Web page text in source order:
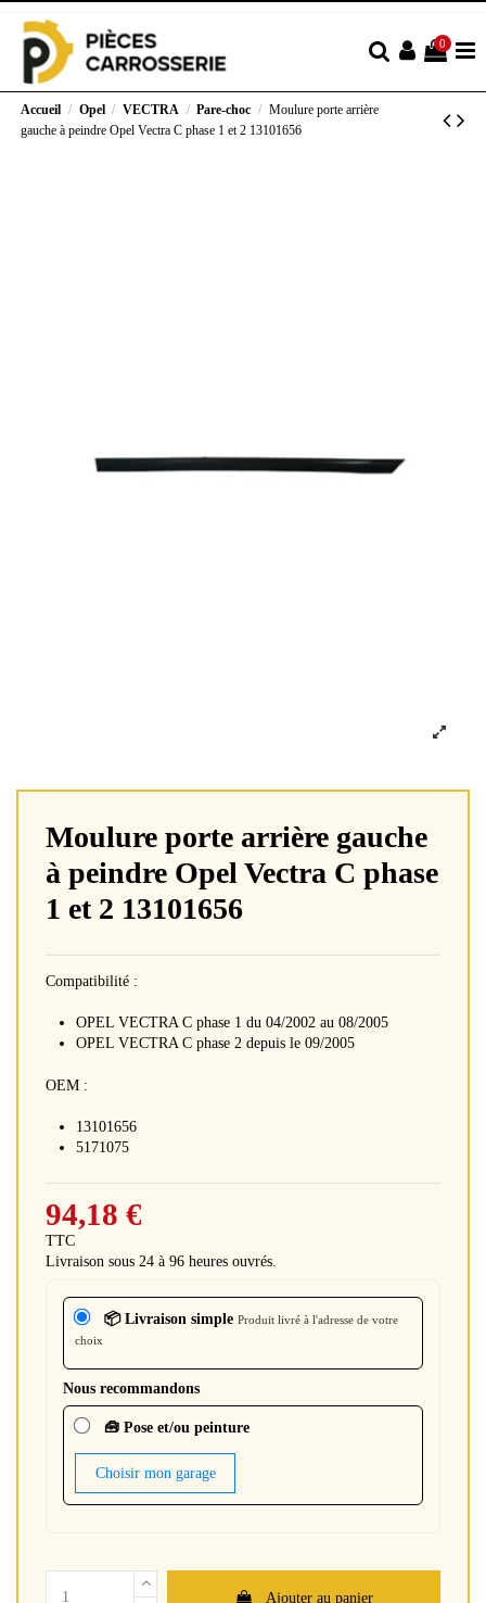
0
Accueil Opel VECTRA Pare-choc
Moulure porte arrière
gauche à peindre Opel Vectra C phase 1 et 2 13101656
Moulure porte arrière gauche
à peindre Opel Vectra C phase
1 et 2 13101656
Compatibilité :
OPEL VECTRA C phase 1 du 04/2002 au 08/2005
OPEL VECTRA C phase 2 depuis le 09/2005
OEM :
13101656
5171075
94,18 €
TTC
Livraison sous 24 à 96 heures ouvrés.
📦 Livraison simple Produit livré à l'adresse de votre
choix
Nous recommandons
🧰 Pose et/ou peinture
Choisir mon garage
Ajouter au panier